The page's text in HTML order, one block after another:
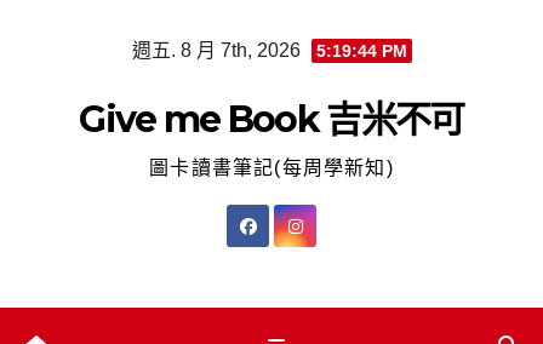
週五. 8 月 7th, 2026 5:19:45 PM
Give me Book 吉米不可
圖卡讀書筆記(每周學新知)